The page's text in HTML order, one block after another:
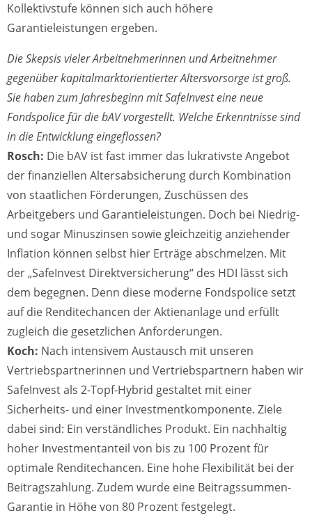
Kollektivstufe können sich auch höhere
Garantieleistungen ergeben.
Die Skepsis vieler Arbeitnehmerinnen und Arbeitnehmer
gegenüber kapitalmarktorientierter Altersvorsorge ist groß.
Sie haben zum Jahresbeginn mit SafeInvest eine neue
Fondspolice für die bAV vorgestellt. Welche Erkenntnisse sind
in die Entwicklung eingeflossen?
Rosch: Die bAV ist fast immer das lukrativste Angebot
der finanziellen Altersabsicherung durch Kombination
von staatlichen Förderungen, Zuschüssen des
Arbeitgebers und Garantieleistungen. Doch bei Niedrig-
und sogar Minuszinsen sowie gleichzeitig anziehender
Inflation können selbst hier Erträge abschmelzen. Mit
der „SafeInvest Direktversicherung“ des HDI lässt sich
dem begegnen. Denn diese moderne Fondspolice setzt
auf die Renditechancen der Aktienanlage und erfüllt
zugleich die gesetzlichen Anforderungen.
Koch: Nach intensivem Austausch mit unseren
Vertriebspartnerinnen und Vertriebspartnern haben wir
SafeInvest als 2-Topf-Hybrid gestaltet mit einer
Sicherheits- und einer Investmentkomponente. Ziele
dabei sind: Ein verständliches Produkt. Ein nachhaltig
hoher Investmentanteil von bis zu 100 Prozent für
optimale Renditechancen. Eine hohe Flexibilität bei der
Beitragszahlung. Zudem wurde eine Beitragssummen-
Garantie in Höhe von 80 Prozent festgelegt.